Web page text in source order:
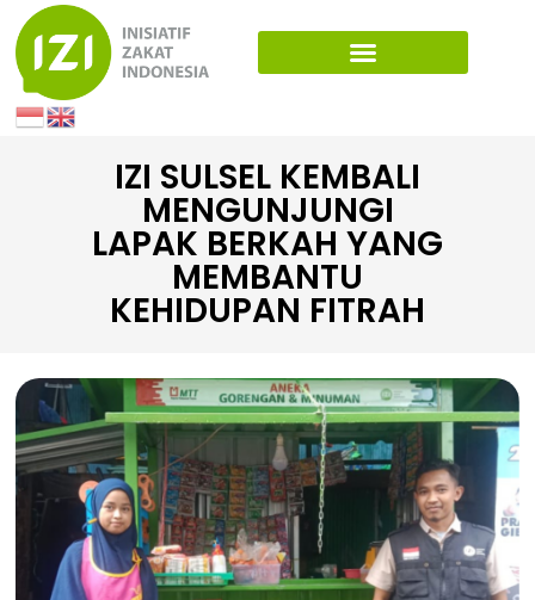
IZI SULSEL KEMBALI
MENGUNJUNGI
LAPAK BERKAH YANG
MEMBANTU
KEHIDUPAN FITRAH